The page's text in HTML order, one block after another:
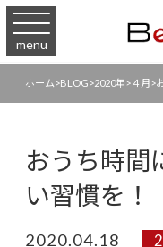
menu
ホーム >BLOG >2020年 > ４月 >
おうち時間
い習慣を！
2020.04.18